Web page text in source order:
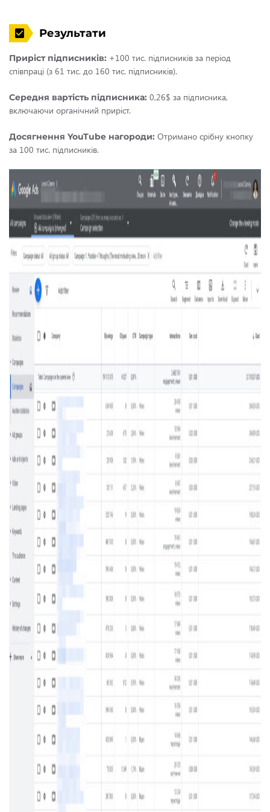
Результати
Приріст підписників: +100 тис. підписників за період
співпраці (з 61 тис. до 160 тис. підписників).
Середня вартість підписника: 0,26$ за підписника,
включаючи органічний приріст.
Досягнення YouTube нагороди: Отримано срібну кнопку
за 100 тис. підписників.